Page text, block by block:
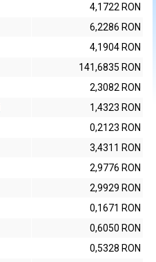
4,1722 RON
6,2286 RON
4,1904 RON
141,6835 RON
2,3082 RON
1,4323 RON
0,2123 RON
3,4311 RON
2,9776 RON
2,9929 RON
0,1671 RON
0,6050 RON
0,5328 RON